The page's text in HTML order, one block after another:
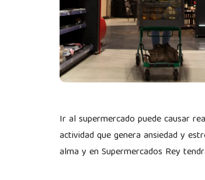
Ir al supermercado puede causar
actividad que genera ansiedad y
alma y en Supermercados Rey